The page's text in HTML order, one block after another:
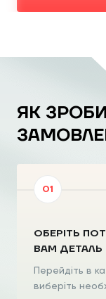
ЯК
ОБЕРІТЬ
ВАМ ДЕТАЛЬ
Перейдіть в
виберіть